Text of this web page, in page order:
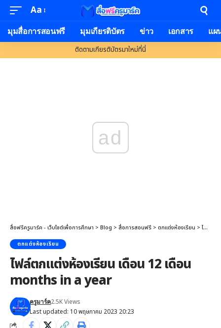
Font
Resizer
Aa
มุมสื่อการสอนฟรี มุมเกียรติบัตร ข่าว เอกสาร แผ
ติดตามเกียรติบัตรมาใหม่ที่นี่
ad
สื่อฟรีครูมาร์ค - เว็บไซต์เพื่อการศึกษา > Blog > สื่อการสอนฟรี > ตกแต่งห้องเรียน >ไฟล์ตกแต่งห้องเรียน เดือน 12 เดือน months in a year
ตกแต่งห้องเรียน
ไฟล์ตกแต่งห้องเรียน เดือน 12 เดือน
months in a year
Last updated: 10 พฤษภาคม 2023 20:23
ครูมาร์ค2.5K Views